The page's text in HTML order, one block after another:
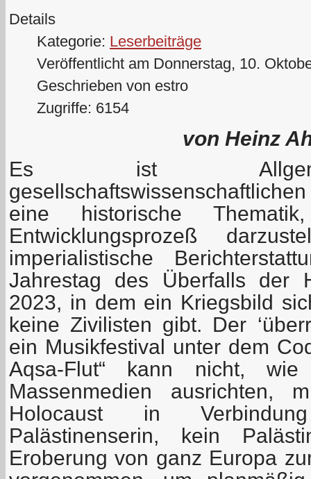
Details
Kategorie: Leserbeiträge
Veröffentlicht am Donnerstag, 10.
Geschrieben von estro
Zugriffe: 6154
von Heinz
Es ist
eine historische
Entwicklungsprozeß
imperialistische
Jahrestag des Überfalls der
2023, in dem ein Kriegsbild
keine Zivilisten gibt. Der
ein Musikfestival unter dem
Aqsa-Flut“ kann nicht,
Massenmedien ausrichten,
Holocaust in
Palästinenserin, kein
Eroberung von ganz Europa